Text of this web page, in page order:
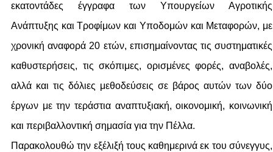
εκατοντάδες έγγραφα των Υπουργείων Αγροτικής
Ανάπτυξης και Τροφίμων και Υποδομών και Μεταφορών, με
χρονική αναφορά 20 ετών, επισημαίνοντας τις συστηματικές
καθυστερήσεις, τις σκόπιμες, ορισμένες φορές, αναβολές,
αλλά και τις δόλιες μεθοδεύσεις σε βάρος αυτών των δύο
έργων με την τεράστια αναπτυξιακή, οικονομική, κοινωνική
και περιβαλλοντική σημασία για την Πέλλα.
Παρακολουθώ την εξέλιξή τους καθημερινά εκ του σύνεγγυς,